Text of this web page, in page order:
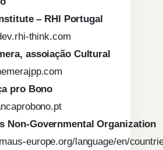
– RHI Portugal
think.com
assoiação Cultural
pro Bono
Non-Governmental Organization
europe.org/language/en/